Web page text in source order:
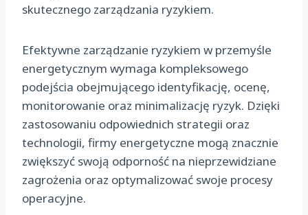
skutecznego zarządzania ryzykiem.
Efektywne zarządzanie ryzykiem w przemyśle
energetycznym wymaga kompleksowego
podejścia obejmującego identyfikację, ocenę,
monitorowanie oraz minimalizację ryzyk. Dzięki
zastosowaniu odpowiednich strategii oraz
technologii, firmy energetyczne mogą znacznie
zwiększyć swoją odporność na nieprzewidziane
zagrożenia oraz optymalizować swoje procesy
operacyjne.